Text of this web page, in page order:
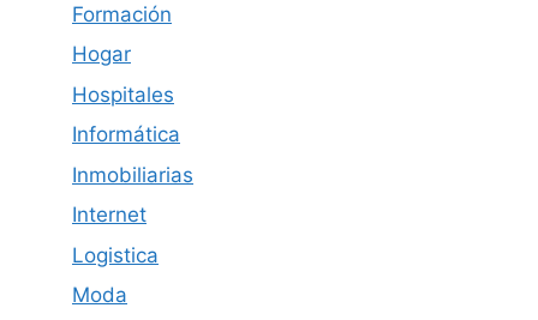
Formación
Hogar
Hospitales
Informática
Inmobiliarias
Internet
Logistica
Moda